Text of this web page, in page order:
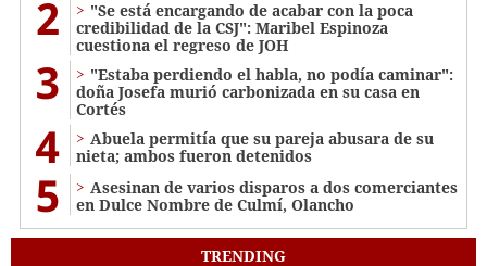
2
"Se está encargando de acabar con la poca
credibilidad de la CSJ": Maribel Espinoza
cuestiona el regreso de JOH
3
"Estaba perdiendo el habla, no podía caminar":
doña Josefa murió carbonizada en su casa en
Cortés
4
Abuela permitía que su pareja abusara de su
nieta; ambos fueron detenidos
5
Asesinan de varios disparos a dos comerciantes
en Dulce Nombre de Culmí, Olancho
TRENDING